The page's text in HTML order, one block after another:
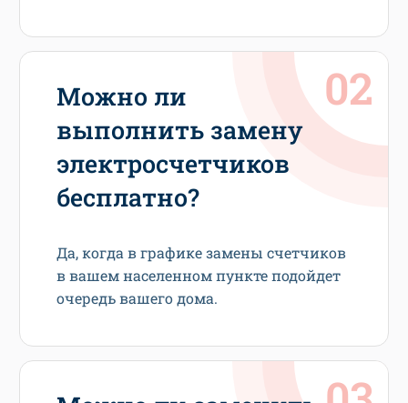
Можно ли
выполнить замену
электросчетчиков
бесплатно?
Да, когда в графике замены счетчиков
в вашем населенном пункте подойдет
очередь вашего дома.